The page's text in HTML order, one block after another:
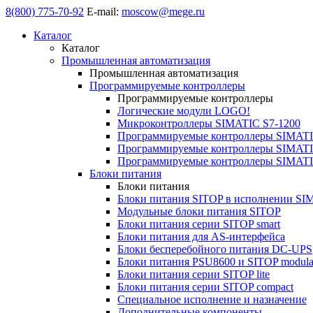
8(800) 775-70-92 E-mail: moscow@mege.ru
Каталог
Каталог
Промышленная автоматизация
Промышленная автоматизация
Программируемые контроллеры
Программируемые контроллеры
Логические модули LOGO!
Микроконтроллеры SIMATIC S7-1200
Программируемые контроллеры
Программируемые контроллеры
Программируемые контроллеры
Блоки питания
Блоки питания
Блоки питания SITOP в исполнении
Модульные блоки питания SITOP
Блоки питания серии SITOP smart
Блоки питания для AS-интерфейса
Блоки бесперебойного питания DC-UPS
Блоки питания PSU8600 и SITOP
Блоки питания серии SITOP lite
Блоки питания серии SITOP compact
Специальное исполнение и назначение